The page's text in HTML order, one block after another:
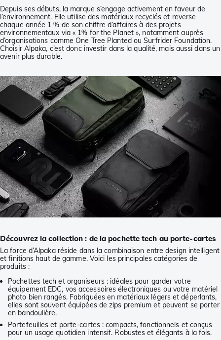
Depuis ses débuts, la marque s’engage activement en faveur de
l’environnement. Elle utilise des matériaux recyclés et reverse
chaque année 1 % de son chiffre d’affaires à des projets
environnementaux via « 1% for the Planet », notamment auprès
d’organisations comme One Tree Planted ou Surfrider Foundation.
Choisir Alpaka, c’est donc investir dans la qualité, mais aussi dans un
avenir plus durable.
Découvrez la collection : de la pochette tech au porte-cartes
La force d’Alpaka réside dans la combinaison entre design intelligent
et finitions haut de gamme. Voici les principales catégories de
produits :
Pochettes tech et organiseurs : idéales pour garder votre
équipement EDC, vos accessoires électroniques ou votre matériel
photo bien rangés. Fabriquées en matériaux légers et déperlants,
elles sont souvent équipées de zips premium et peuvent se porter
en bandoulière.
Portefeuilles et porte-cartes : compacts, fonctionnels et conçus
pour un usage quotidien intensif. Robustes et élégants à la fois.